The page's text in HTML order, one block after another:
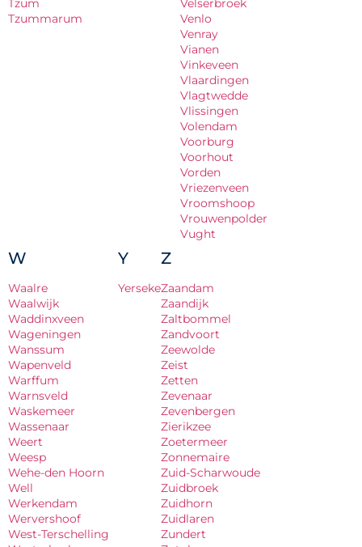
Tzum
Tzummarum
Velserbroek
Venlo
Venray
Vianen
Vinkeveen
Vlaardingen
Vlagtwedde
Vlissingen
Volendam
Voorburg
Voorhout
Vorden
Vriezenveen
Vroomshoop
Vrouwenpolder
Vught
W
Waalre
Waalwijk
Waddinxveen
Wageningen
Wanssum
Wapenveld
Warffum
Warnsveld
Waskemeer
Wassenaar
Weert
Weesp
Wehe-den Hoorn
Well
Werkendam
Wervershoof
West-Terschelling
Y
Yerseke
Z
Zaandam
Zaandijk
Zaltbommel
Zandvoort
Zeewolde
Zeist
Zetten
Zevenaar
Zevenbergen
Zierikzee
Zoetermeer
Zonnemaire
Zuid-Scharwoude
Zuidbroek
Zuidhorn
Zuidlaren
Zundert